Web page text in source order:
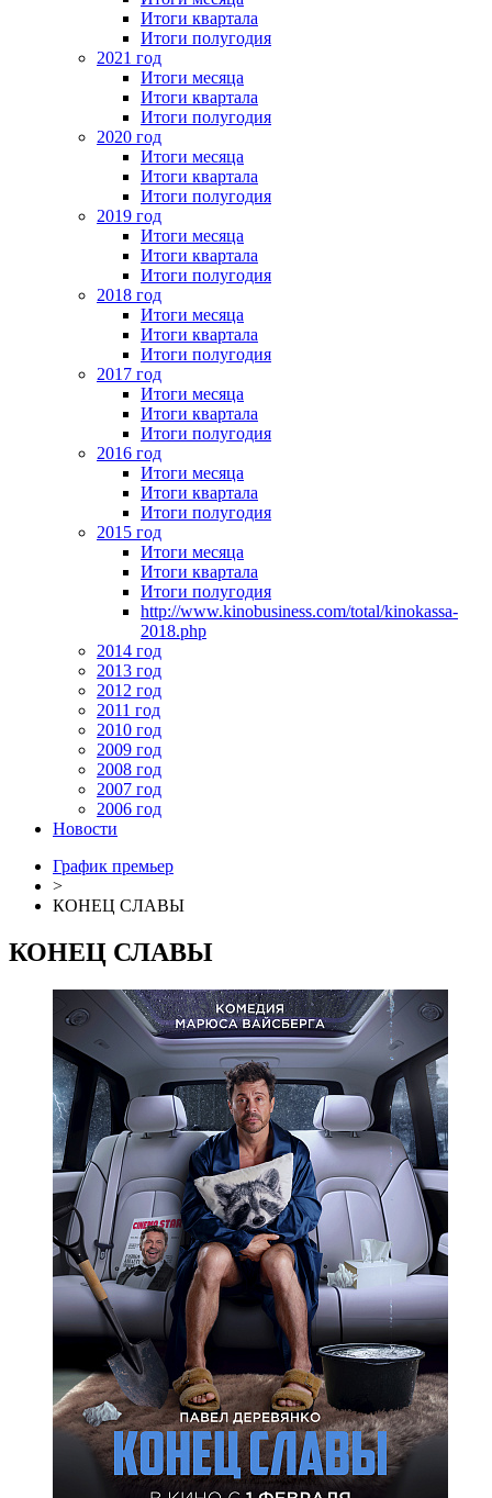
Итоги квартала
Итоги полугодия
2021 год
Итоги месяца
Итоги квартала
Итоги полугодия
2020 год
Итоги месяца
Итоги квартала
Итоги полугодия
2019 год
Итоги месяца
Итоги квартала
Итоги полугодия
2018 год
Итоги месяца
Итоги квартала
Итоги полугодия
2017 год
Итоги месяца
Итоги квартала
Итоги полугодия
2016 год
Итоги месяца
Итоги квартала
Итоги полугодия
2015 год
Итоги месяца
Итоги квартала
Итоги полугодия
http://www.kinobusiness.com/total/kinokassa-
2018.php
2014 год
2013 год
2012 год
2011 год
2010 год
2009 год
2008 год
2007 год
2006 год
Новости
График премьер
>
КОНЕЦ СЛАВЫ
КОНЕЦ СЛАВЫ